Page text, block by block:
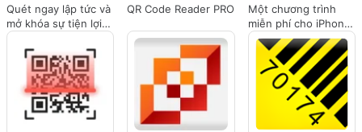
Quét ngay lập tức và
mở khóa sự tiện lợi
hàng ngày
QR Code Reader PRO
Một chương trình
miễn phí cho iPhone,
bởi BACKLIGHT
DIGITAL SOLUTIONS
SLU.